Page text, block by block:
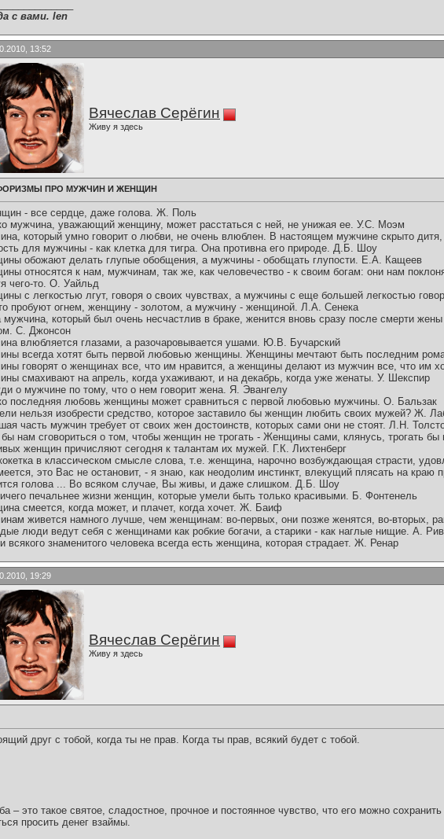
с вами. len
13:52
Вячеслав Серёгин
Живу я здесь
ПРО МУЖЧИН И ЖЕНЩИН
- все сердце, даже голова. Ж. Поль
мужчина, уважающий женщину, может расстаться с ней, не унижая ее. У.С. Моэм
который умно говорит о любви, не очень влюблен. В настоящем мужчине скрыто
для мужчины - как клетка для тигра. Она противна его природе. Д.Б. Шоу
обожают делать глупые обобщения, а мужчины - обобщать глупости. Е.А. Кащеев
относятся к нам, мужчинам, так же, как человечество - к своим богам: они нам
чего-то. О. Уайльд
с легкостью лгут, говоря о своих чувствах, а мужчины с еще большей легкостью
пробуют огнем, женщину - золотом, а мужчину - женщиной. Л.А. Сенека
мужчина, который был очень несчастлив в браке, женится вновь сразу после смерти
С. Джонсон
влюбляется глазами, а разочаровывается ушами. Ю.В. Бучарский
всегда хотят быть первой любовью женщины. Женщины мечтают быть последним
говорят о женщинах все, что им нравится, а женщины делают из мужчин все, что им
смахивают на апрель, когда ухаживают, и на декабрь, когда уже женаты. У. Шекспир
о мужчине по тому, что о нем говорит жена. Я. Эвангелу
последняя любовь женщины может сравниться с первой любовью мужчины. О. Бальзак
нельзя изобрести средство, которое заставило бы женщин любить своих мужей? Ж.
часть мужчин требует от своих жен достоинств, которых сами они не стоят. Л.Н.
нам сговориться о том, чтобы женщин не трогать - Женщины сами, клянусь, трогать
женщин причисляют сегодня к талантам их мужей. Г.К. Лихтенберг
в классическом смысле слова, т.е. женщина, нарочно возбуждающая страсти,
это Вас не остановит, - я знаю, как неодолим инстинкт, влекущий плясать на краю
голова ... Во всяком случае, Вы живы, и даже слишком. Д.Б. Шоу
печальнее жизни женщин, которые умели быть только красивыми. Б. Фонтенель
смеется, когда может, и плачет, когда хочет. Ж. Баиф
живется намного лучше, чем женщинам: во-первых, они позже женятся, во-вторых,
люди ведут себя с женщинами как робкие богачи, а старики - как наглые нищие. А.
всякого знаменитого человека всегда есть женщина, которая страдает. Ж. Ренар
19:29
Вячеслав Серёгин
Живу я здесь
друг с тобой, когда ты не прав. Когда ты прав, всякий будет с тобой.
– это такое святое, сладостное, прочное и постоянное чувство, что его можно
просить денег взаймы.